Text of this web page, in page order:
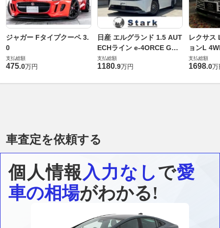
ジャガー Fタイプクーペ 3.
0
支払総額
475.0万円
日産 エルグランド 1.5 AUT
ECHライン e-4ORCE Gス
ペック 4WD
支払総額
1180.9万円
レクサス
ョンL
支払総額
1698.0万
車査定を依頼する
個人情報入力なしで愛
車の相場がわかる!